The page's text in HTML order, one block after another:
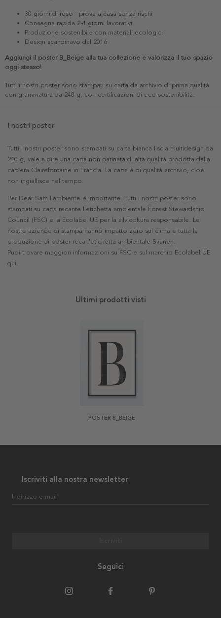
30 giorni di reso - prova a casa senza rischi
Consegna rapida 2-4 giorni lavorativi
Produzione sostenibile con materiali ecologici
Design scandinavo dal 2016
Aggiungi il poster B_Beige alla tua collezione e valorizza il tuo spazio
oggi stesso!
Tutti i nostri poster sono stampati su carta da archivio di prima qualità
con grammatura da 240 g, con certificazioni di eco-sostenibilità.
I nostri poster
Tutti i nostri poster sono stampati su carta bianca liscia multidesign da
240 g, vale a dire una carta non patinata di alta qualità prodotta dalla
cartiera Clairefontaine in Francia. La carta è di qualità archivio, cioè
non ingiallisce nel tempo.
Per Dear Sam l'ambiente è importante. Tutti i nostri poster sono
stampati su carta recante l'etichetta ambientale Forest Stewardship
Council (FSC) e la Ecolabel UE per la silvicoltura responsabile. Le
nostre aziende di stampa hanno impatto zero sul clima e tutta la
produzione di poster reca l'etichetta ambientale Svanen.
Puoi trovare maggiori informazioni su FSC e sul marchio Ecolabel UE
qui.
Ultimi prodotti visti
POSTER B_BEIGE
Iscriviti alla nostra newsletter
Indirizzo e-mail
Seguici